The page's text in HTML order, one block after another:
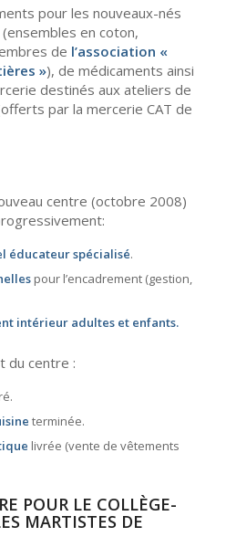
pour les nouveaux-nés
en coton,
de l’association «
»), de médicaments ainsi
destinés aux ateliers de
par la mercerie CAT de
centre (octobre 2008)
éducateur spécialisé.
pour l’encadrement (gestion,
intérieur adultes et enfants.
du centre :
terminée.
livrée (vente de vêtements
POUR LE COLLÈGE-
MARTISTES DE